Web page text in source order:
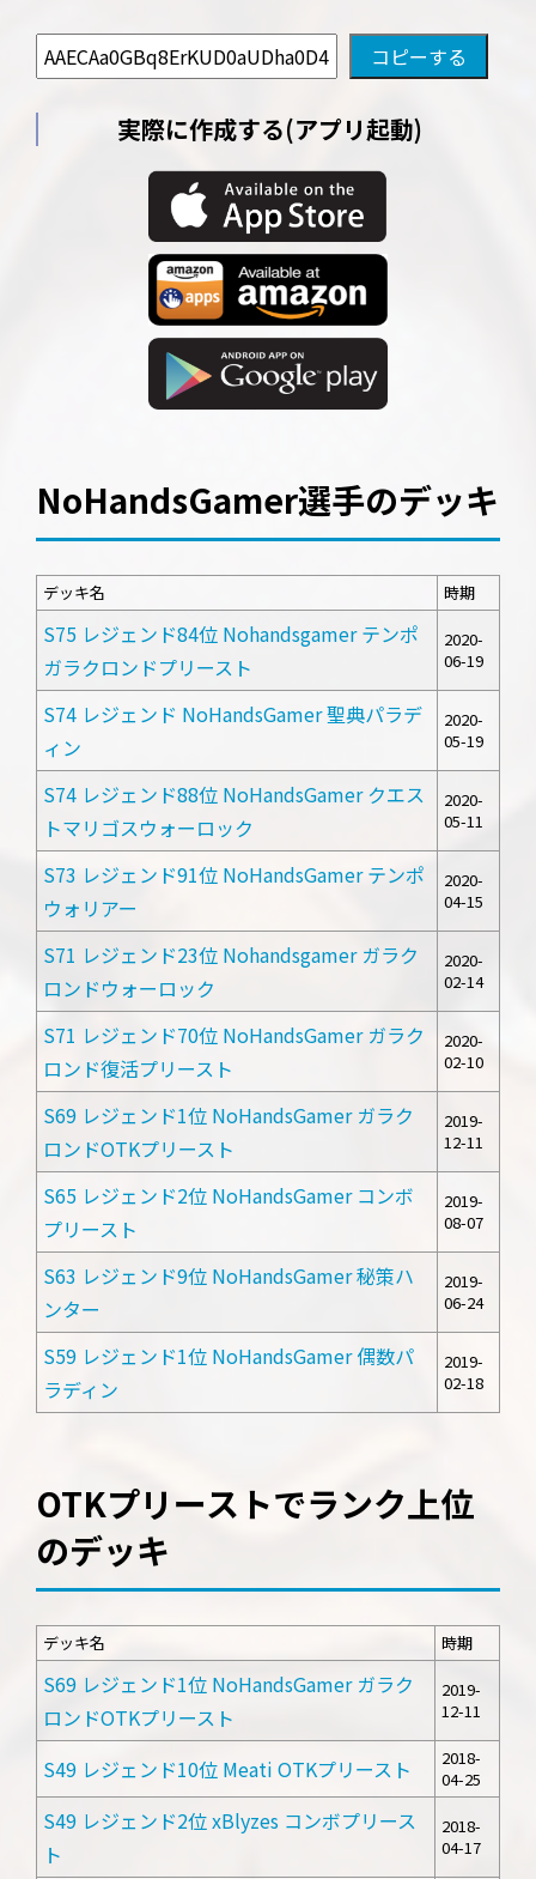
実際に作成する(アプリ起動)
NoHandsGamer選手のデッキ
デッキ名 時期
S75 レジェンド84位 Nohandsgamer テンポ
ガラクロンドプリースト
2020-
06-19
S74 レジェンド NoHandsGamer 聖典パラデ
ィン
2020-
05-19
S74 レジェンド88位 NoHandsGamer クエス
トマリゴスウォーロック
2020-
05-11
S73 レジェンド91位 NoHandsGamer テンポ
ウォリアー
2020-
04-15
S71 レジェンド23位 Nohandsgamer ガラク
ロンドウォーロック
2020-
02-14
S71 レジェンド70位 NoHandsGamer ガラク
ロンド復活プリースト
2020-
02-10
S69 レジェンド1位 NoHandsGamer ガラク
ロンドOTKプリースト
2019-
12-11
S65 レジェンド2位 NoHandsGamer コンボ
プリースト
2019-
08-07
S63 レジェンド9位 NoHandsGamer 秘策ハ
ンター
2019-
06-24
S59 レジェンド1位 NoHandsGamer 偶数パ
ラディン
2019-
02-18
OTKプリーストでランク上位
のデッキ
デッキ名 時期
S69 レジェンド1位 NoHandsGamer ガラク
ロンドOTKプリースト
2019-
12-11
S49 レジェンド10位 Meati OTKプリースト
2018-
04-25
S49 レジェンド2位 xBlyzes コンボプリース
ト
2018-
04-17